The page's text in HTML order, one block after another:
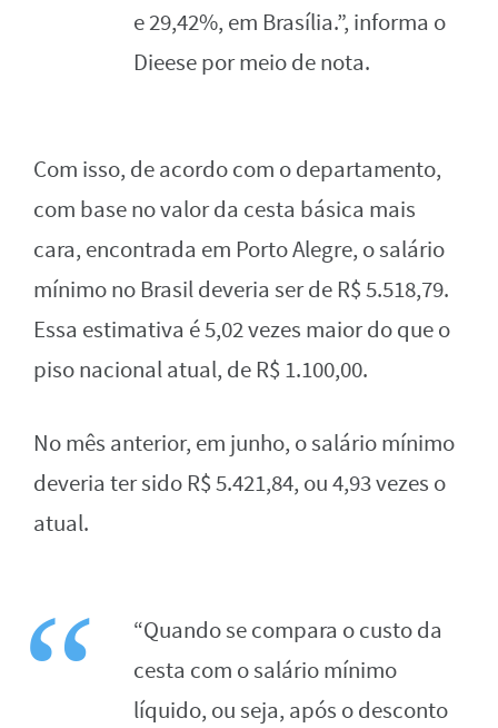
e 29,42%, em Brasília.”, informa o
Dieese por meio de nota.
Com isso, de acordo com o departamento,
com base no valor da cesta básica mais
cara, encontrada em Porto Alegre, o salário
mínimo no Brasil deveria ser de R$ 5.518,79.
Essa estimativa é 5,02 vezes maior do que o
piso nacional atual, de R$ 1.100,00.
No mês anterior, em junho, o salário mínimo
deveria ter sido R$ 5.421,84, ou 4,93 vezes o
atual.
“Quando se compara o custo da
cesta com o salário mínimo
líquido, ou seja, após odesconto